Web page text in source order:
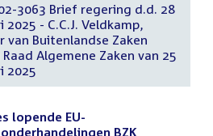
3063 Brief regering d.d. 28
- C.C.J. Veldkamp,
van Buitenlandse Zaken
Raad Algemene Zaken van 25
2025
lopende EU-
BZK